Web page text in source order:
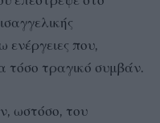
ενέργειες που,
τόσο τραγικό συμβάν.
ωστόσο, του